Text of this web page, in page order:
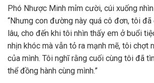
Phó Nhược Minh mỉm cười, cúi xuống
“Nhưng con đường này quá cô đơn, tôi
lâu, cho đến khi tôi nhìn thấy em ở buổi
nhịn khóc mà vẫn tỏ ra mạnh mẽ, tôi chợt
của mình. Tôi nghĩ rằng cuối cùng tôi đã
thể đồng hành cùng mình.”